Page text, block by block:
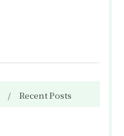
Recent Posts